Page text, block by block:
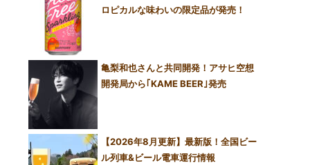
ロピカルな味わいの限定品が発売！
亀梨和也さんと共同開発！アサヒ空想
開発局から｢KAME BEER｣発売
【2026年8月更新】最新版！全国ビー
ル列車&ビール電車運行情報